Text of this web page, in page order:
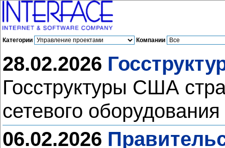
Категории Компании
28.02.2026
Госструктуры США
сетевого
06.02.2026